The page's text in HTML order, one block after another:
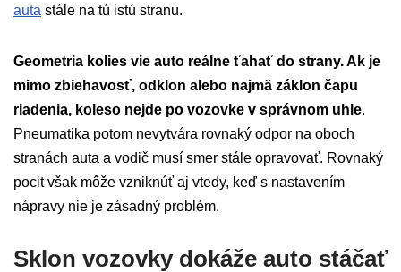
auta stále na tú istú stranu.
Geometria kolies vie auto reálne ťahať do strany. Ak je
mimo zbiehavosť, odklon alebo najmä záklon čapu
riadenia, koleso nejde po vozovke v správnom uhle.
Pneumatika potom nevytvára rovnaký odpor na oboch
stranách auta a vodič musí smer stále opravovať. Rovnaký
pocit však môže vzniknúť aj vtedy, keď s nastavením
nápravy nie je zásadný problém.
Sklon vozovky dokáže auto stáčať